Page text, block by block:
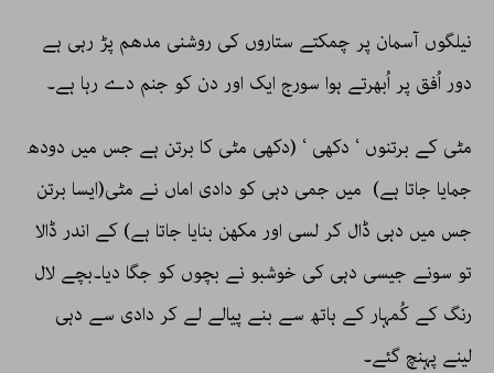
نیلگوں آسمان پر چمکتے ستاروں کی روشنی مدھم پڑ رہی ہے
دور اُفق پر اُبھرتے ہوا سورج ایک اور دن کو جنم دے رہا ہے۔
مٹی کے برتنوں ‘ دکھی ‘ (دکھی مٹی کا برتن ہے جس میں دودھ
جمایا جاتا ہے) میں جمی دہی کو دادی اماں نے مٹی(ایسا برتن
جس میں دہی ڈال کر لسی اور مکھن بنایا جاتا ہے) کے اندر ڈالا
تو سونے جیسی دہی کی خوشبو نے بچوں کو جگا دیا۔بچے لال
رنگ کے کُمہار کے ہاتھ سے بنے پیالے لے کر دادی سے دہی
لینے پہنچ گئے۔